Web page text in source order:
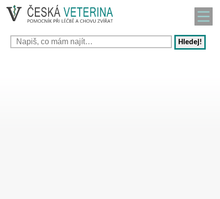
Hledej!